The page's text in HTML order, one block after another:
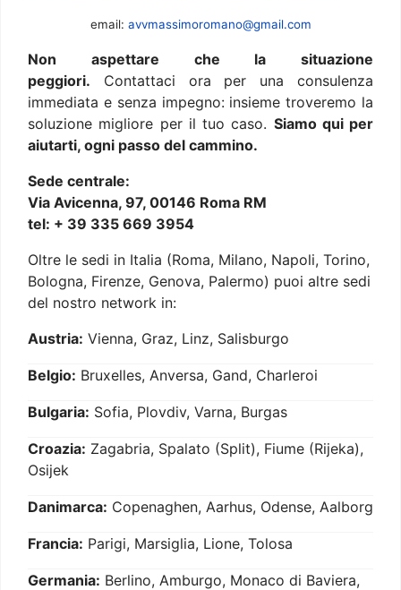
email: avvmassimoromano@gmail.com
Non aspettare che la situazione
peggiori. Contattaci ora per una consulenza
immediata e senza impegno: insieme troveremo la
soluzione migliore per il tuo caso. Siamo qui per
aiutarti, ogni passo del cammino.
Sede centrale:
Via Avicenna, 97, 00146 Roma RM
tel: + 39 335 669 3954
Oltre le sedi in Italia (Roma, Milano, Napoli, Torino,
Bologna, Firenze, Genova, Palermo) puoi altre sedi
del nostro network in:
Austria: Vienna, Graz, Linz, Salisburgo
Belgio: Bruxelles, Anversa, Gand, Charleroi
Bulgaria: Sofia, Plovdiv, Varna, Burgas
Croazia: Zagabria, Spalato (Split), Fiume (Rijeka),
Osijek
Danimarca: Copenaghen, Aarhus, Odense, Aalborg
Francia: Parigi, Marsiglia, Lione, Tolosa
Germania: Berlino, Amburgo, Monaco di Baviera,